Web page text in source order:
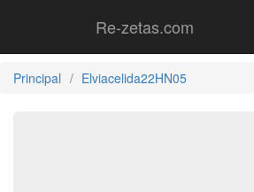
Re-zetas.com
Principal Elviacelida22HN05